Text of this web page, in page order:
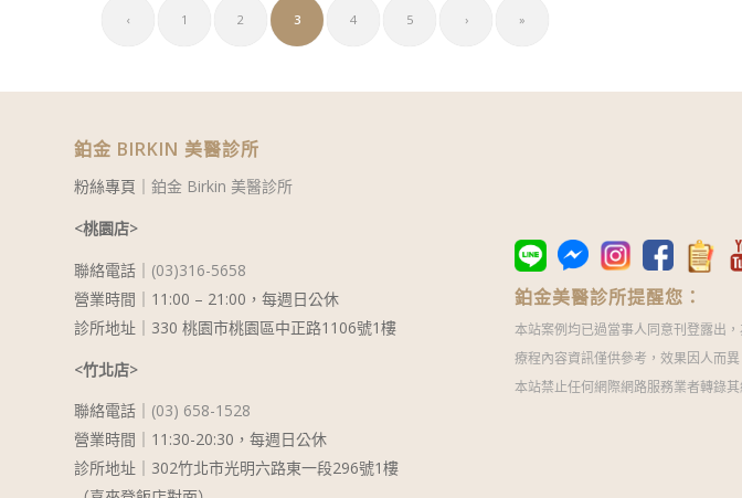
‹ 1 2 3 4 5 › »
鉑金 BIRKIN 美醫診所
粉絲專頁｜ 鉑金 Birkin 美醫診所
<桃園店>
聯絡電話｜ (03)316-5658
營業時間｜11:00 – 21:00，每週日公休
診所地址｜330 桃園市桃園區中正路1106號1樓
<竹北店>
聯絡電話｜ (03) 658-1528
營業時間｜11:30-20:30，每週日公休
診所地址｜302竹北市光明六路東一段296號1樓
鉑金美醫診所提醒您：
本站案例均已過當事人同意刊登露出
療程內容資訊僅供參考，效果因人而
本站禁止任何網際網路服務業者轉錄